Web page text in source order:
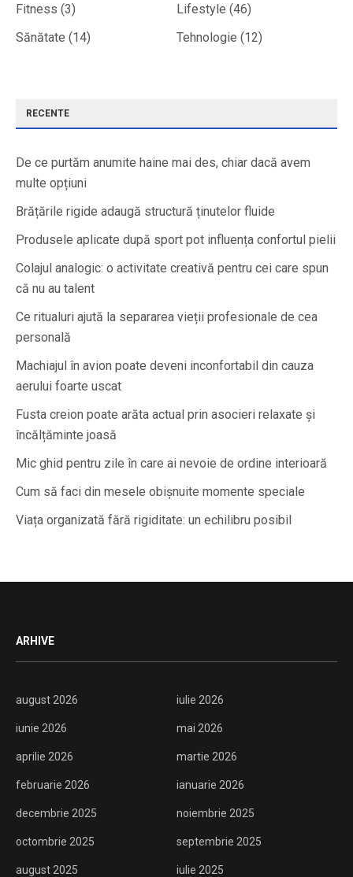
Fitness (3) Lifestyle (46)
Sănătate (14) Tehnologie (12)
RECENTE
De ce purtăm anumite haine mai des, chiar dacă avem
multe opțiuni
Brățările rigide adaugă structură ținutelor fluide
Produsele aplicate după sport pot influența confortul pielii
Colajul analogic: o activitate creativă pentru cei care spun
că nu au talent
Ce ritualuri ajută la separarea vieții profesionale de cea
personală
Machiajul în avion poate deveni inconfortabil din cauza
aerului foarte uscat
Fusta creion poate arăta actual prin asocieri relaxate și
încălțăminte joasă
Mic ghid pentru zile în care ai nevoie de ordine interioară
Cum să faci din mesele obișnuite momente speciale
Viața organizată fără rigiditate: un echilibru posibil
ARHIVE
august 2026 iulie 2026
iunie 2026 mai 2026
aprilie 2026 martie 2026
februarie 2026 ianuarie 2026
decembrie 2025 noiembrie 2025
octombrie 2025 septembrie 2025
august 2025 iulie 2025